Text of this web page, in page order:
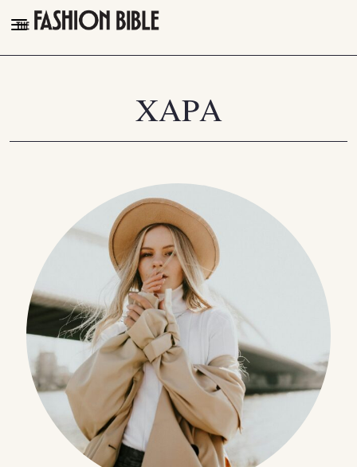
THE FASHION BIBLE
FOLLOW
Facebook
Instagram
Youtube
TikTok
X(Twitter)
ΧΑΡΑ